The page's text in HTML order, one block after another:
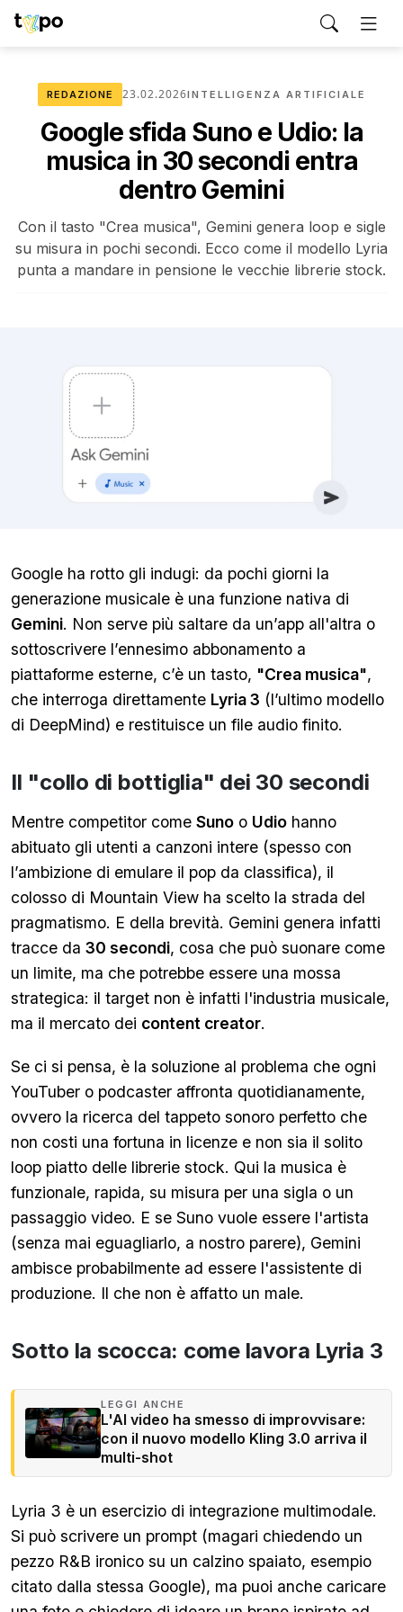
REDAZIONE 23.02.2026INTELLIGENZA ARTIFICIALE
Google sfida Suno e Udio: la
musica in 30 secondi entra
dentro Gemini
Con il tasto "Crea musica", Gemini genera loop e sigle
su misura in pochi secondi. Ecco come il modello Lyria
punta a mandare in pensione le vecchie librerie stock.
Google ha rotto gli indugi: da pochi giorni la
generazione musicale è una funzione nativa di
Gemini. Non serve più saltare da un’app all'altra o
sottoscrivere l’ennesimo abbonamento a
piattaforme esterne, c’è un tasto, "Crea musica",
che interroga direttamente Lyria 3 (l’ultimo modello
di DeepMind) e restituisce un file audio finito.
Il "collo di bottiglia" dei 30 secondi
Mentre competitor come Suno o Udio hanno
abituato gli utenti a canzoni intere (spesso con
l’ambizione di emulare il pop da classifica), il
colosso di Mountain View ha scelto la strada del
pragmatismo. E della brevità. Gemini genera infatti
tracce da 30 secondi, cosa che può suonare come
un limite, ma che potrebbe essere una mossa
strategica: il target non è infatti l'industria musicale,
ma il mercato dei content creator.
Se ci si pensa, è la soluzione al problema che ogni
YouTuber o podcaster affronta quotidianamente,
ovvero la ricerca del tappeto sonoro perfetto che
non costi una fortuna in licenze e non sia il solito
loop piatto delle librerie stock. Qui la musica è
funzionale, rapida, su misura per una sigla o un
passaggio video. E se Suno vuole essere l'artista
(senza mai eguagliarlo, a nostro parere), Gemini
ambisce probabilmente ad essere l'assistente di
produzione. Il che non è affatto un male.
Sotto la scocca: come lavora Lyria 3
LEGGI ANCHE
L'AI video ha smesso di improvvisare:
con il nuovo modello Kling 3.0 arriva il
multi-shot
Lyria 3 è un esercizio di integrazione multimodale.
Si può scrivere un prompt (magari chiedendo un
pezzo R&B ironico su un calzino spaiato, esempio
citato dalla stessa Google), ma puoi anche caricare